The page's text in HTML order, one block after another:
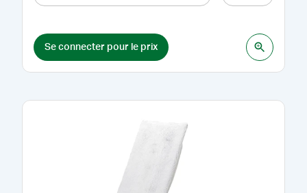
Se connecter pour le prix